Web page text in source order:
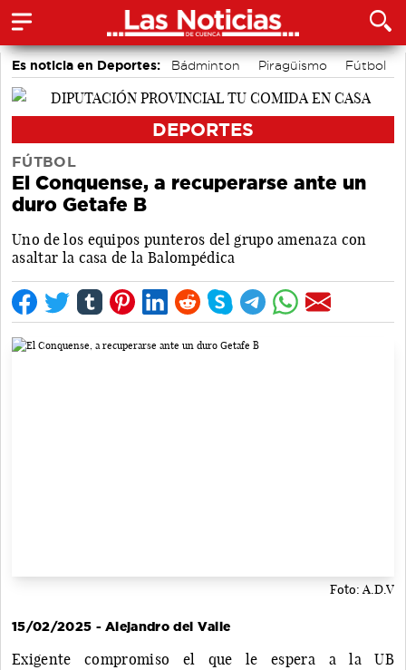
Es noticia en Deportes: Bádminton Piragüismo
Fútbol
Área de Deportes
DEPORTES
FÚTBOL
El Conquense, a recuperarse ante un
duro Getafe B
Uno de los equipos punteros del grupo amenaza con
asaltar la casa de la Balompédica
Foto: A.D.V
15/02/2025 - Alejandro del Valle
Exigente compromiso el que le espera a la UB